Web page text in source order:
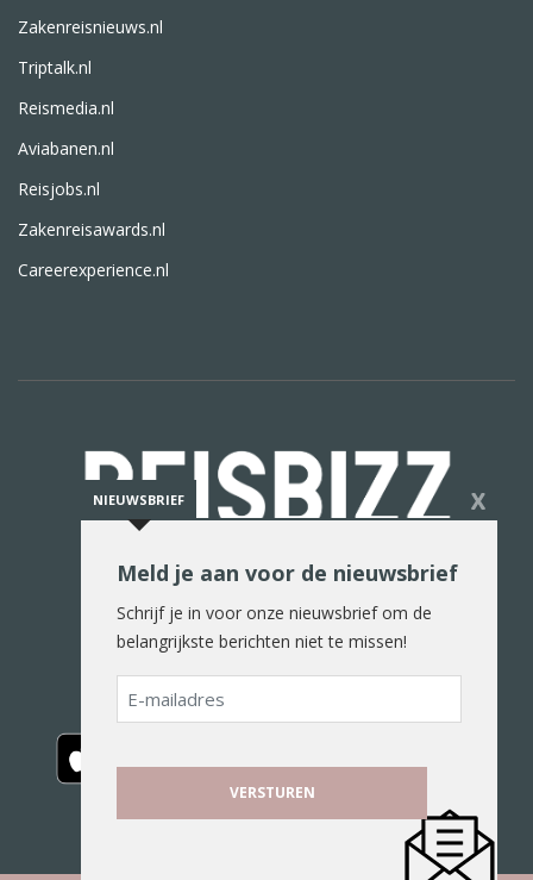
Zakenreisnieuws.nl
Triptalk.nl
Reismedia.nl
Aviabanen.nl
Reisjobs.nl
Zakenreisawards.nl
Careerexperience.nl
De reiswereld in woord en beeld
NIEUWSBRIEF X
Meld je aan voor de nieuwsbrief
Schrijf je in voor onze nieuwsbrief om de
belangrijkste berichten niet te missen!
E-
mailadres